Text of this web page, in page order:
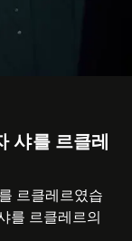
샤를 르클레
르클레르였습
를 르클레르의